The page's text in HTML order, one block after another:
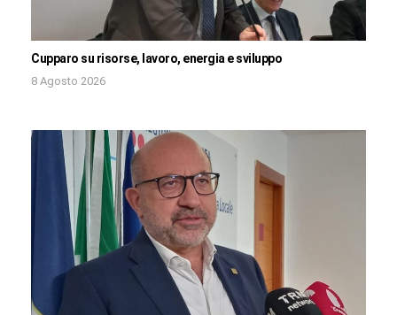
Cupparo su risorse, lavoro, energia e sviluppo
8 Agosto 2026